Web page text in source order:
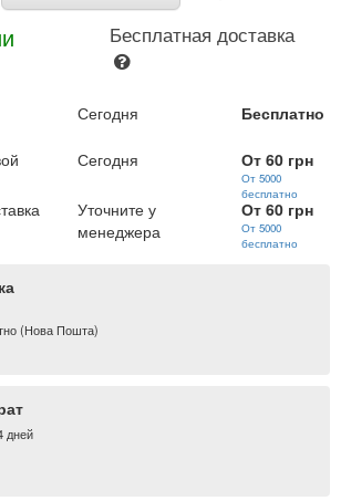
Бесплатная доставка
Сегодня Бесплатно
Сегодня От 60 грн
От 5000
бесплатно
Уточните у
менеджера
От 60 грн
От 5000
бесплатно
(Нова Пошта)
дней